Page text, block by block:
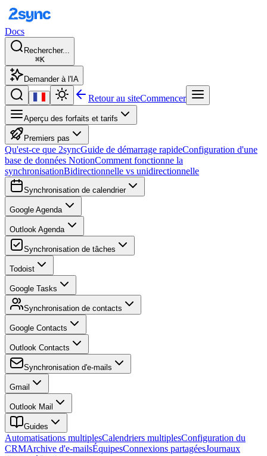
Docs
Rechercher...
⌘K
Demander à l'IA
Retour au siteCommencer
Aperçu des forfaits et tarifs
Premiers pas
Qu'est-ce que 2syncGuide de démarrage rapideConfiguration d'une
base de données NotionComment fonctionne la
synchronisationBidirectionnelle vs unidirectionnelle
Synchronisation de calendrier
Google Agenda
Outlook Agenda
Synchronisation de tâches
Todoist
Google Tasks
Synchronisation de contacts
Google Contacts
Outlook Contacts
Synchronisation d'e-mails
Gmail
Outlook Mail
Guides
Automatisations multiplesCalendriers multiplesConfiguration du
CRMArchive d'e-mailsÉquipesConnexions partagéesJournaux